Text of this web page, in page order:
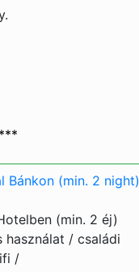
(min. 2 night)
(min. 2 éj)
/ családi
/